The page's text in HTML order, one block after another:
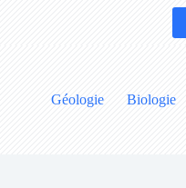
Géologie Biologie